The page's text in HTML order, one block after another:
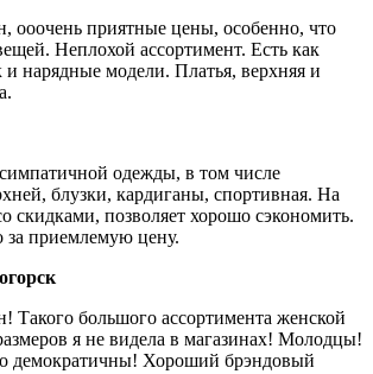
ооочень приятные цены, особенно, что
Неплохой ассортимент. Есть как
и нарядные модели. Платья, верхняя и
одежды, в том числе
блузки, кардиганы, спортивная. На
скидками, позволяет хорошо сэкономить.
за приемлемую цену.
Такого большого ассортимента женской
я не видела в магазинах! Молодцы!
демократичны! Хороший брэндовый